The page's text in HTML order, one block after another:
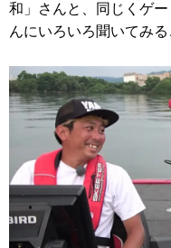
和」さんと、同じくゲ
んにいろいろ聞いてみる